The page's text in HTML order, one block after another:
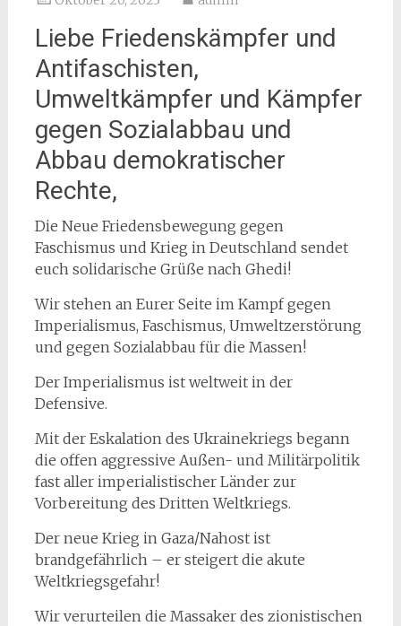
Liebe Friedenskämpfer und
Antifaschisten,
Umweltkämpfer und Kämpfer
gegen Sozialabbau und
Abbau demokratischer
Rechte,
Die Neue Friedensbewegung gegen
Faschismus und Krieg in Deutschland sendet
euch solidarische Grüße nach Ghedi!
Wir stehen an Eurer Seite im Kampf gegen
Imperialismus, Faschismus, Umweltzerstörung
und gegen Sozialabbau für die Massen!
Der Imperialismus ist weltweit in der
Defensive.
Mit der Eskalation des Ukrainekriegs begann
die offen aggressive Außen- und Militärpolitik
fast aller imperialistischer Länder zur
Vorbereitung des Dritten Weltkriegs.
Der neue Krieg in Gaza/Nahost ist
brandgefährlich – er steigert die akute
Weltkriegsgefahr!
Wir verurteilen die Massaker des zionistischen